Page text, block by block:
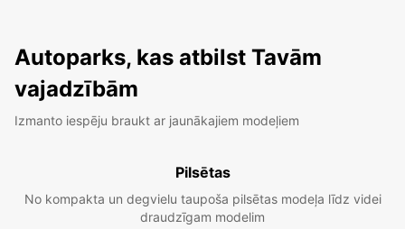
Autoparks, kas atbilst Tavām
vajadzībām
Izmanto iespēju braukt ar jaunākajiem modeļiem
Pilsētas
No kompakta un degvielu taupoša pilsētas modeļa līdz videi
draudzīgam modelim